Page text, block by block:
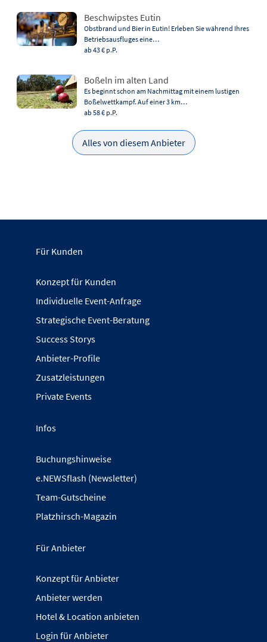
Beschwipstes Eutin
Obstbrand und Bier in Eutin! Erleben Sie während Ihres
Betriebsausfluges eine…
ab 43 € p.P.
Boßeln im alten Land
Es beginnt schon am Nachmittag mit einem lustigen
Boßelwettkampf. Auf einer 3 km…
ab 58 € p.P.
Alles von diesem Anbieter
Für Kunden
Konzept für Kunden
Individuelle Event-Anfrage
Strategische Event-Beratung
Success Storys
Anbieter-Profile
Zusatzleistungen
Private Events
Infos
Buchungshinweise
e.NEWSflash (Newsletter)
Team-Gutscheine
Platzhirsch-Magazin
Für Anbieter
Konzept für Anbieter
Anbieter werden
Hotel & Location anbieten
Login für Anbieter